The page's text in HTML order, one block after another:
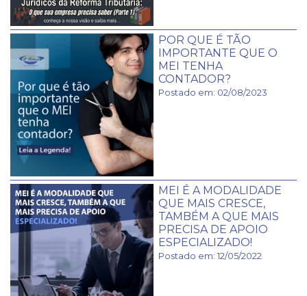
POR QUE É TÃO
IMPORTANTE QUE O
MEI TENHA
CONTADOR?
Postado em: 02/08/2023
MEI É A MODALIDADE
QUE MAIS CRESCE,
TAMBÉM A QUE MAIS
PRECISA DE APOIO
ESPECIALIZADO!
Postado em: 12/05/2022